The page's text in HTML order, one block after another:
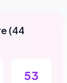
(44
53